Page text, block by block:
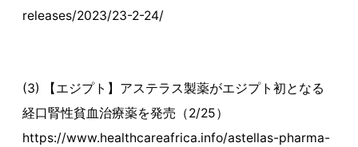
releases/2023/23-2-24/
(3) 【エジプト】アステラス製薬がエジプト初となる
経口腎性貧血治療薬を発売（2/25）
https://www.healthcareafrica.info/astellas-pharma-